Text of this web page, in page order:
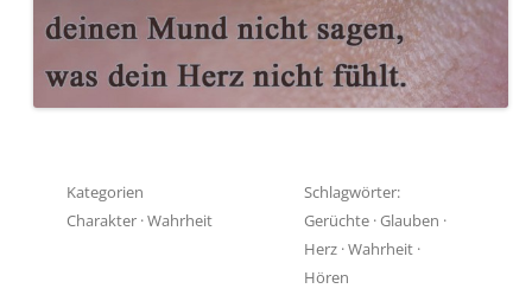
Kategorien
Charakter ·Wahrheit
Schlagwörter:
Gerüchte ·Glauben ·
Herz ·Wahrheit ·
Hören